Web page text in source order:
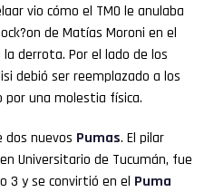
vio cómo el TMO le anulaba
de Matías Moroni en el
derrota. Por el lado de los
debió ser reemplazado a los
una molestia física.
nuevos Pumas. El pilar
Universitario de Tucumán, fue
3 y se convirtió en el Puma